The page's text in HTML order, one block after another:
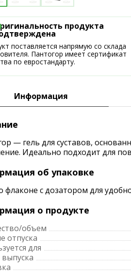
продукта
поставляется напрямую со склада
Пантогор имеет сертификат
по евростандарту.
Информация
— гель для суставов,
Идеально подходит для
об упаковке
флаконе с дозатором для
о продукте
объем
отпуска
для